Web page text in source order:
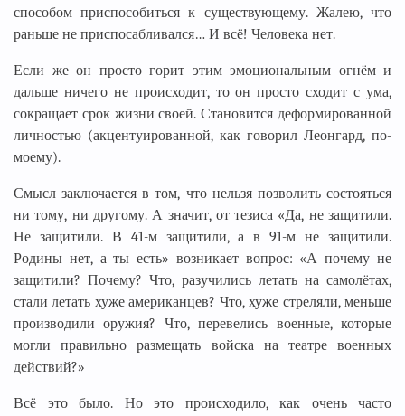
способом приспособиться к существующему. Жалею, что
раньше не приспосабливался… И всё! Человека нет.
Если же он просто горит этим эмоциональным огнём и
дальше ничего не происходит, то он просто сходит с ума,
сокращает срок жизни своей. Становится деформированной
личностью (акцентуированной, как говорил Леонгард, по-
моему).
Смысл заключается в том, что нельзя позволить состояться
ни тому, ни другому. А значит, от тезиса «Да, не защитили.
Не защитили. В 41-м защитили, а в 91-м не защитили.
Родины нет, а ты есть» возникает вопрос: «А почему не
защитили? Почему? Что, разучились летать на самолётах,
стали летать хуже американцев? Что, хуже стреляли, меньше
производили оружия? Что, перевелись военные, которые
могли правильно размещать войска на театре военных
действий?»
Всё это было. Но это происходило, как очень часто